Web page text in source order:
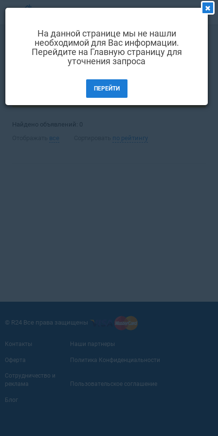
Выбрать язык
Вход и регистрация
Комментарии к объявления
Как добавить объявление
Покупка Квартира
ФИЛЬТРЫ (1)
Найдено объявлений: 0
все по рейтингу
© R24 Все права защищены
Контакты Наши партнеры
Оферта Политика Конфиденциальности
Сотрудничество и
реклама
Пользовательское соглашение
Блог
На данной странице мы не нашли
необходимой для Вас информации.
Перейдите на Главную страницу для
уточнения запроса
ПЕРЕЙТИ